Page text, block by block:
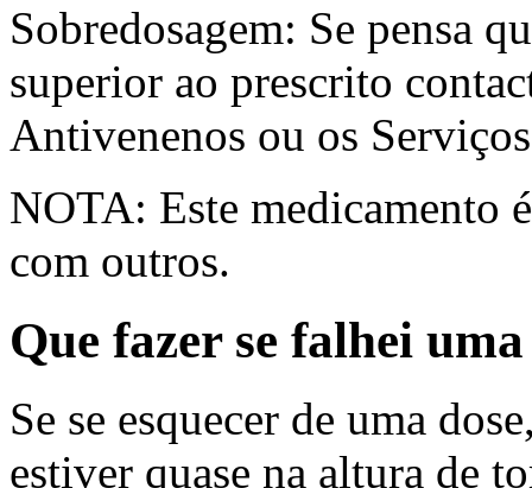
Sobredosagem: Se pensa
superior ao prescrito
Antivenenos ou os
NOTA: Este medicamento
com outros.
Que fazer se falhei
Se se esquecer de uma
estiver quase na altura de